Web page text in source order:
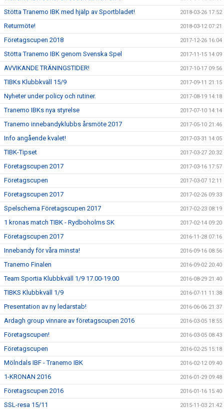
Stötta Tranemo IBK med hjälp av Sportbladet! 2018-03-26 17:52
Returmöte! 2018-03-12 07:21
Företagscupen 2018 2017-12-26 16:04
Stötta Tranemo IBK genom Svenska Spel 2017-11-15 14:09
AVVIKANDE TRÄNINGSTIDER! 2017-10-17 09:56
TIBKs Klubbkväll 15/9 2017-09-11 21:15
Nyheter under policy och rutiner. 2017-08-19 14:18
Tranemo IBKs nya styrelse 2017-07-10 14:14
Tranemo innebandyklubbs årsmöte 2017 2017-05-10 21:46
Info angående kvalet! 2017-03-31 14:05
TIBK-Tipset 2017-03-27 20:32
Företagscupen 2017 2017-03-16 17:57
Företagscupen 2017-03-07 12:11
Företagscupen 2017 2017-02-26 09:33
Spelschema Företagscupen 2017 2017-02-23 08:19
1 kronas match TIBK - Rydboholms SK 2017-02-14 09:20
Företagscupen 2017 2016-11-28 07:16
Innebandy för våra minsta! 2016-09-16 08:56
Tranemo Finalen 2016-09-02 20:40
Team Sportia Klubbkväll 1/9 17.00-19.00 2016-08-29 21:40
TIBKS Klubbkväll 1/9 2016-07-11 11:38
Presentation av ny ledarstab! 2016-06-06 21:37
Ardagh group vinnare av företagscupen 2016 2016-03-05 18:55
Företagscupen! 2016-03-05 08:43
Företagscupen 2016-02-25 15:18
Mölndals IBF - Tranemo IBK 2016-02-12 09:40
1-KRONAN 2016 2016-01-29 09:48
Företagscupen 2016 2016-01-16 15:40
SSL-resa 15/11 2015-11-03 21:42